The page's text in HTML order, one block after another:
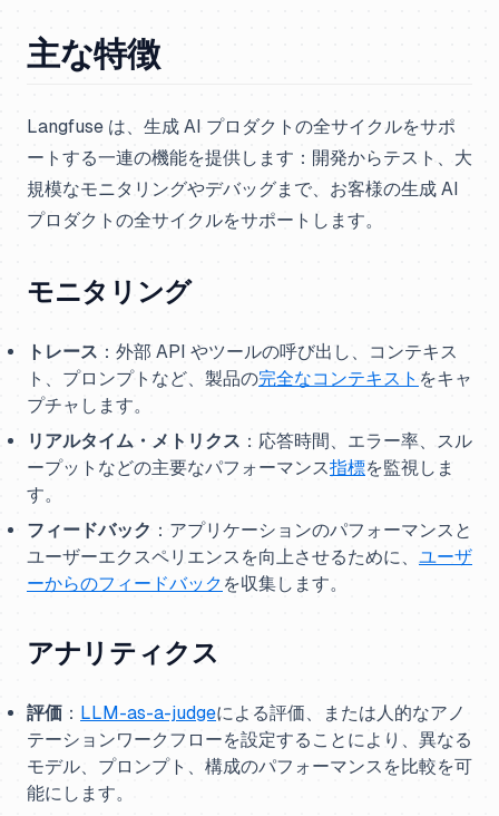
主な特徴
Langfuse は、生成 AI プロダクトの全サイクルをサポ
ートする一連の機能を提供します：開発からテスト、大
規模なモニタリングやデバッグまで、お客様の生成 AI
プロダクトの全サイクルをサポートします。
モニタリング
トレース ：外部 API やツールの呼び出し、コンテキス
ト、プロンプトなど、製品の完全なコンテキスト をキャ
プチャします。
リアルタイム・メトリクス ：応答時間、エラー率、スル
ープットなどの主要なパフォーマンス指標を監視しま
す。
フィードバック ：アプリケーションのパフォーマンスと
ユーザーエクスペリエンスを向上させるために、 ユーザ
ーからのフィードバック を収集します。
アナリティクス
評価 ： LLM-as-a-judgeによる評価、または人的なアノ
テーションワークフローを設定することにより、異なる
モデル、プロンプト、構成のパフォーマンスを比較を可
能にします。